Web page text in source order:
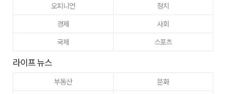
오피니언
정치
경제
사회
국제
스포츠
라이프 뉴스
부동산
문화